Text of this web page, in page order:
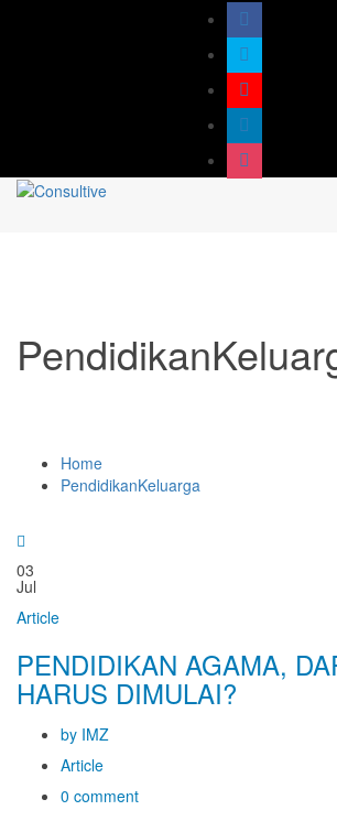
Home
PendidikanKeluarga
03
Jul
Article
PENDIDIKAN AGAMA,
HARUS DIMULAI?
by IMZ
Article
0 comment